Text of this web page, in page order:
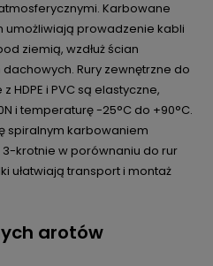
Karbowane
umożliwiają prowadzenie kabli
ziemią, wzdłuż ścian
Rury zewnętrzne do
HDPE i PVC są elastyczne,
i temperaturę -25°C do +90°C.
spiralnym karbowaniem
krotnie w porównaniu do rur
ułatwiają transport i montaż
arotów